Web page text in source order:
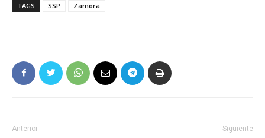
TAGS SSP Zamora
Anterior Siguiente